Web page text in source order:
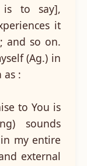
is to say],
it
and so on.
(Ag.) in
as :
to You is
sounds
my entire
external